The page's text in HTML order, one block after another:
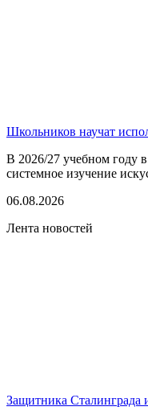
Школьников научат
В 2026/27 учебном году
системное изучение
06.08.2026
Лента новостей
Защитника Сталинграда